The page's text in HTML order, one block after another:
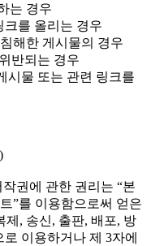
는 경우
크를 올리는 경우
해한 게시물의 경우
반되는 경우
시물 또는 관련 링크를
권에 관한 권리는 “본
”를 이용함으로써 얻은
제, 송신, 출판, 배포, 방
이용하거나 제 3자에